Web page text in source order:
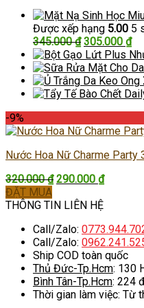
Được xếp hạng 5.00 5
345.000₫ Giá
gốc
là:
345.000 ₫.
305.000 ₫Giá
tại
là:
-9%
Nước Hoa Nữ Charme Party
320.000₫ Giá
là:
290.000 ₫Giá
290.000
ĐẶT MUA
THÔNG TIN LIÊN HỆ
Call/Zalo:
Call/Zalo:
Ship COD toàn quốc
Thủ Đức-Tp.Hcm: 130
Bình Tân-Tp.Hcm: 224
Thời gian làm việc: Từ